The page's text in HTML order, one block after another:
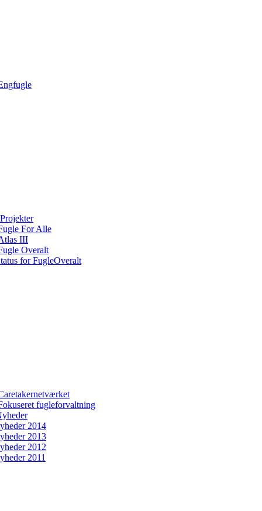
Projekter
For Alle
III
Overalt
for FugleOveralt
fugleforvaltning
2014
2013
2012
2011